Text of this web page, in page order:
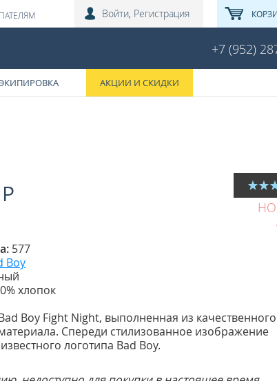
Войти, Регистрация
АКЦИИ И СКИДКИ
+7 (952)
577
Boy
хлопок
Boy Fight Night, выполненная из
Спереди стилизованное изображение
логотипа Bad Boy.